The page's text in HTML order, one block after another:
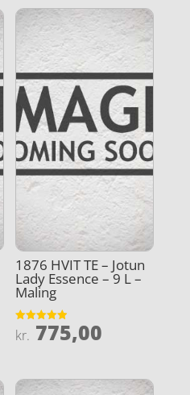
1876 HVIT TE – Jotun
Lady Essence – 9 L –
Maling
Vurderet
4.9
kr. 775,00